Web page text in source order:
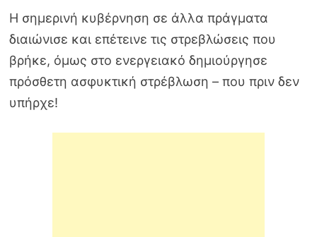
Η σημερινή κυβέρνηση σε άλλα πράγματα
διαιώνισε και επέτεινε τις στρεβλώσεις που
βρήκε, όμως στο ενεργειακό δημιούργησε
πρόσθετη ασφυκτική στρέβλωση – που πριν δεν
υπήρχε!